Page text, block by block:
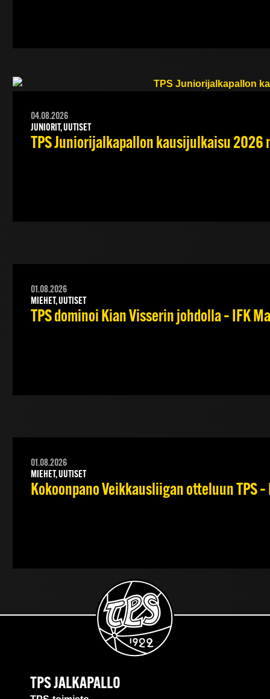
04.08.2026
JUNIORIT, UUTISET
TPS Juniorijalkapallon kausijulkaisu 2026
01.08.2026
MIEHET, UUTISET
TPS dominoi Kian Visserin johdolla – IFK
01.08.2026
MIEHET, UUTISET
Kokoonpano Veikkausliigan otteluun TPS
TPS JALKAPALLO